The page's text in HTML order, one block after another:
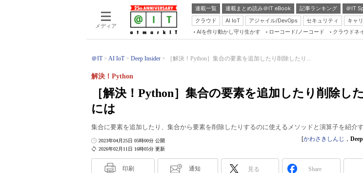
メディア
連載一覧 連載まとめ読み＠IT eBook 記事ランキング ＠IT
クラウド
AI IoT アジャイル/DevOps セキュリティ キャ
AIを作り動かし守り生かす ローコード/ノーコード クラウドネ
＠IT AI IoT Deep Insider ［解決！Python］集合の要素を追加したり削除したり...
［解決！Python］集合の要素を追加したり削除し
には
解決！Python
集合に要素を追加したり、集合から要素を削除したりするのに使えるメソッドと演算子を紹介す
2026年02月11日 16時05分 更新
2023年04月25日 05時00分 公開 [かわさきしんじ ，
印刷 通知 見る Share